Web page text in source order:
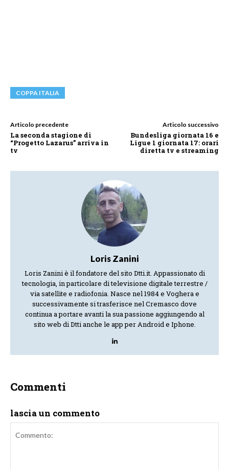
COPPA ITALIA
Articolo precedente
La seconda stagione di
“Progetto Lazarus” arriva in
tv
Articolo successivo
Bundesliga giornata 16 e
Ligue 1 giornata 17: orari
diretta tv e streaming
Loris Zanini
Loris Zanini è il fondatore del sito Dtti.it. Appassionato di
tecnologia, in particolare di televisione digitale terrestre /
via satellite e radiofonia. Nasce nel 1984 e Voghera e
successivamente si trasferisce nel Cremasco dove
continua a portare avanti la sua passione aggiungendo al
sito web di Dtti anche le app per Android e Iphone.
Commenti
lascia un commento